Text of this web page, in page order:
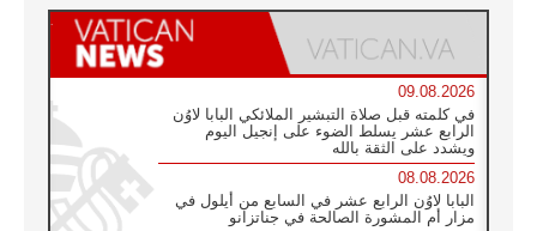
09.08.2026
في كلمته قبل صلاة التبشير الملائكي البابا لاوُن
الرابع عشر يسلط الضوء على إنجيل اليوم
ويشدد على الثقة بالله
08.08.2026
البابا لاوُن الرابع عشر في السابع من أيلول في
مزار أم المشورة الصالحة في جناتزانو